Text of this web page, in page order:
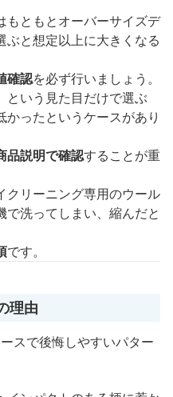
もともとオーバーサイズデ
と想定以上に大きくなる
確認を必ず行いましょう。
という見た目だけで選ぶ
ったというケースがあり
品説明で確認することが重
クリーニング専用のウール
で洗ってしまい、縮んだと
です。
理由
スで後悔しやすいパター